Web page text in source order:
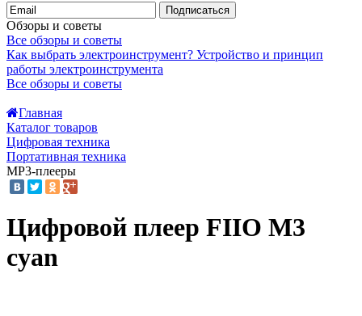
Подписаться
Обзоры и советы
Все обзоры и советы
Как выбрать электроинструмент? Устройство и принцип
работы электроинструмента
Все обзоры и советы
Главная
Каталог товаров
Цифровая техника
Портативная техника
MP3-плееры
Цифровой плеер FIIO M3
cyan